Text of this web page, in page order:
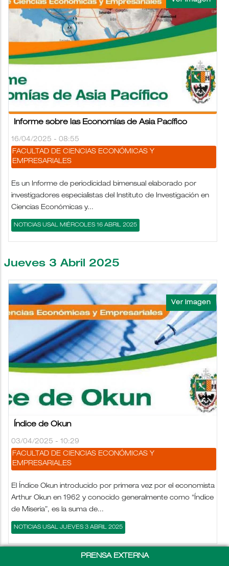
Informe sobre las Economías de Asia Pacífico
16/04/2025 - 08:55
FACULTAD DE CIENCIAS ECONÓMICAS Y
EMPRESARIALES
Es un Informe de periodicidad bimensual elaborado por
investigadores especialistas del Instituto de Investigación en
Ciencias Económicas y...
NOTICIAS USAL MIÉRCOLES 16 ABRIL 2025
Jueves 3 Abril 2025
Índice de Okun
03/04/2025 - 10:29
FACULTAD DE CIENCIAS ECONÓMICAS Y
EMPRESARIALES
El Índice Okun introducido por primera vez por el economista
Arthur Okun en 1962 y conocido generalmente como “Índice
de Miseria”, es la suma de...
NOTICIAS USAL JUEVES 3 ABRIL 2025
PRENSA EXTERNA